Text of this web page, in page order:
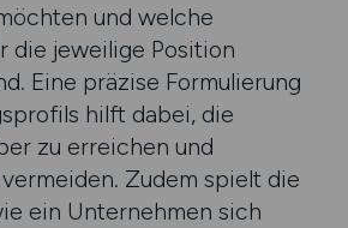
und welche
die jeweilige Position
Eine präzise Formulierung
hilft dabei, die
zu erreichen und
Zudem spielt die
ein Unternehmen sich